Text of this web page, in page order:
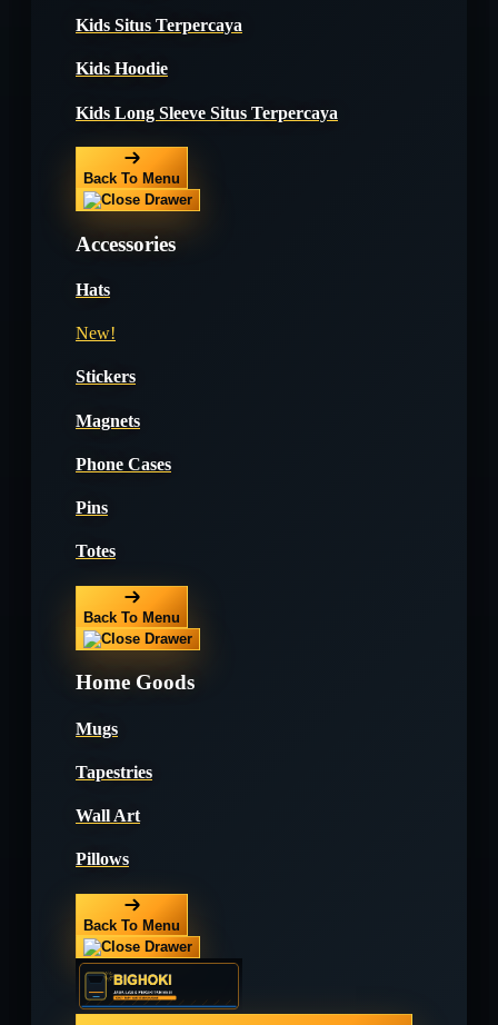
Kids Situs Terpercaya
Kids Hoodie
Kids Long Sleeve Situs Terpercaya
Back To Menu
Accessories
Hats
New!
Stickers
Magnets
Phone Cases
Pins
Totes
Back To Menu
Home Goods
Mugs
Tapestries
Wall Art
Pillows
Back To Menu